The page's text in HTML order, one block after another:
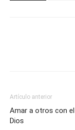
Artículo anterior
Amar a otros con
Dios